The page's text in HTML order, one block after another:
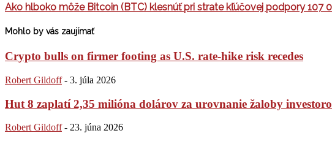
Ako hlboko môže Bitcoin (BTC) klesnúť pri strate kľúčovej podpory 107
Mohlo by vás zaujímať
Crypto bulls on firmer footing as U.S. rate-hike risk recedes
Robert Gildoff - 3. júla 2026
Hut 8 zaplatí 2,35 milióna dolárov za urovnanie žaloby
Robert Gildoff - 23. júna 2026